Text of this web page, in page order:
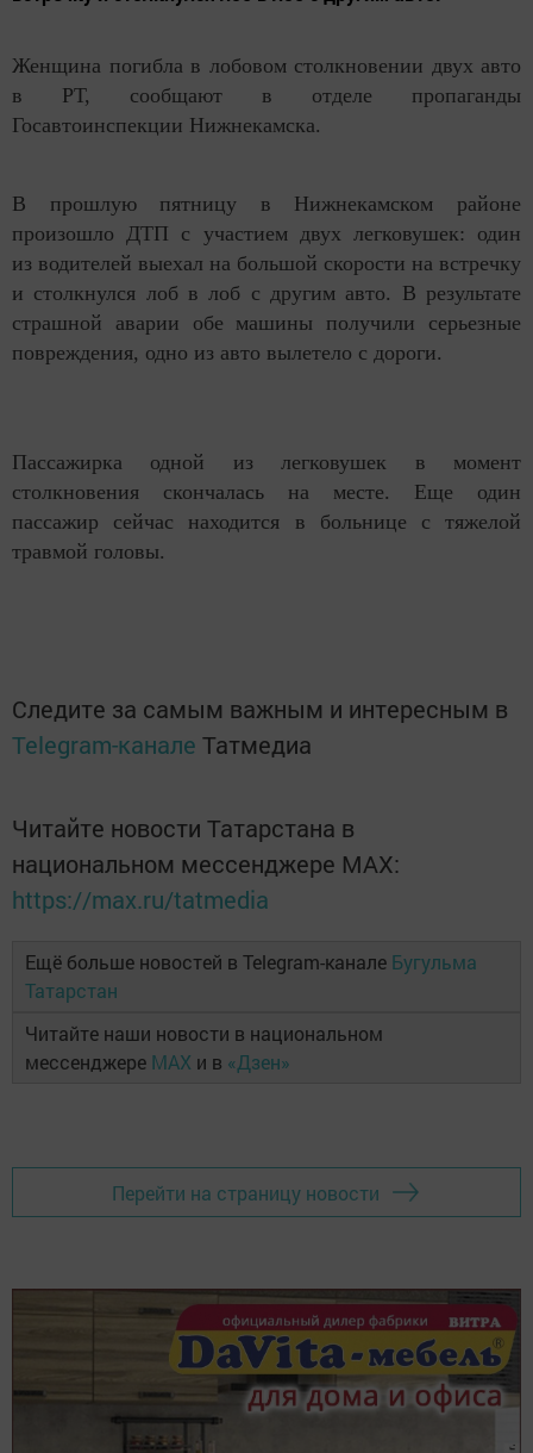
Женщина погибла в лобовом столкновении двух авто
в РТ, сообщают в отделе пропаганды
Госавтоинспекции Нижнекамска.
В прошлую пятницу в Нижнекамском районе
произошло ДТП с участием двух легковушек: один
из водителей выехал на большой скорости на встречку
и столкнулся лоб в лоб с другим авто. В результате
страшной аварии обе машины получили серьезные
повреждения, одно из авто вылетело с дороги.
Пассажирка одной из легковушек в момент
столкновения скончалась на месте. Еще один
пассажир сейчас находится в больнице с тяжелой
травмой головы.
Следите за самым важным и интересным в
Telegram-канале Татмедиа
Читайте новости Татарстана в
национальном мессенджере MАХ:
https://max.ru/tatmedia
Ещё больше новостей в Telegram-канале Бугульма
Татарстан
Читайте наши новости в национальном
мессенджере MAX и в «Дзен»
Перейти на страницу новости